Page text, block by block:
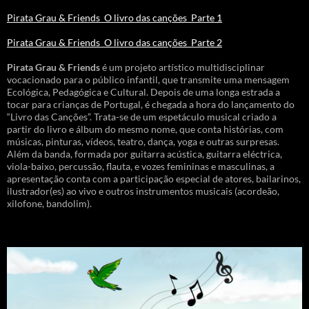
Pirata Grau & Friends_O livro das canções_Parte 1
Pirata Grau & Friends_O livro das canções_Parte 2
Pirata Grau & Friendsé um projeto artístico multidisciplinar
vocacionado para o público infantil, que transmite uma mensagem
Ecológica, Pedagógica e Cultural. Depois de uma longa estrada a
tocar para crianças de Portugal, é chegada a hora do lançamento do
“Livro das Canções”. Trata-se de um espetáculo musical criado a
partir do livro e álbum do mesmo nome, que conta histórias, com
músicas, pinturas, vídeos, teatro, dança, yoga e outras surpresas.
Além da banda, formada por guitarra acústica, guitarra eléctrica,
viola-baixo, percussão, flauta, e vozes femininas e masculinas, a
apresentação conta com a participação especial de atores, bailarinos,
ilustrador(es) ao vivo e outros instrumentos musicais (acordeão,
xilofone, bandolim).